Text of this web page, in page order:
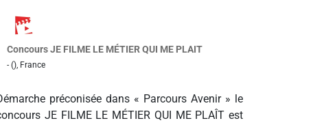
Concours JE FILME LE MÉTIER QUI ME PLAIT
- (), France
préconisée dans « Parcours Avenir » le
JE FILME LE MÉTIER QUI ME PLAÎT est